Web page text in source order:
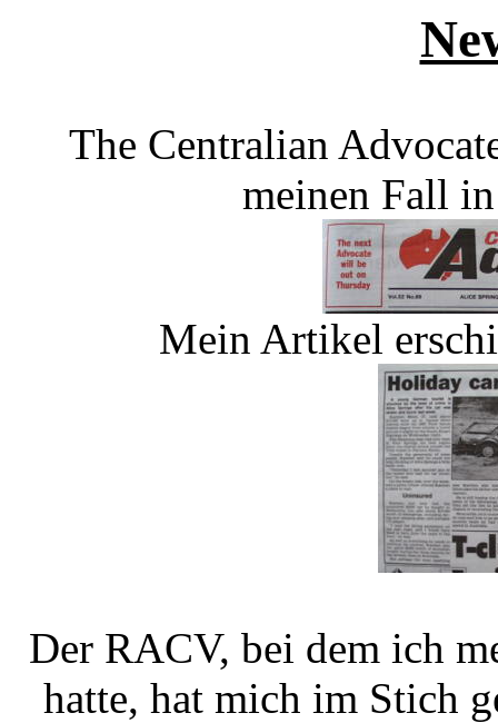
The Centralian
meinen Fall
Mein Artikel
Der RACV, bei dem ich
hatte, hat mich im Stich